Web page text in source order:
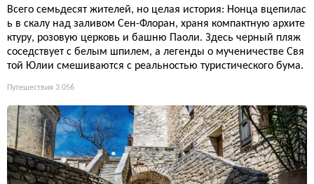
Всего семьдесят жителей, но целая история: Нонца вцепилас
ь в скалу над заливом Сен-Флоран, храня компактную архите
ктуру, розовую церковь и башню Паоли. Здесь черный пляж
соседствует с белым шпилем, а легенды о мученичестве Свя
той Юлии смешиваются с реальностью туристического бума.
Путешествия 3 056